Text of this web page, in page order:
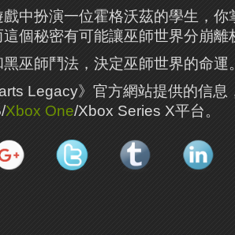
中扮演一位霍格沃茲的學生，你
個秘密有可能讓巫師世界分崩離
巫師鬥法，決定巫師世界的命運
Legacy》官方網站提供的信息
Xbox One/Xbox Series X平台。